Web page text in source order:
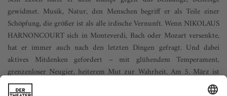
gewidmet. Musik, Natur, den Menschen begriff er als Teile einer
Schöpfung, die größer ist als alle irdische Vernunft. Wenn NIKOLAUS
HARNONCOURT sich in Monteverdi, Bach oder Mozart versenkte,
hat er immer auch nach den letzten Dingen gefragt. Und dabei
aktives Mitdenken gefordert – mit glühendem Temperament,
grenzenloser Neugier, heiterem Mut zur Wahrheit. Am 5. März ist
Nikolaus Harnoncourt gestorben. Er wurde 86 Jahre alt.